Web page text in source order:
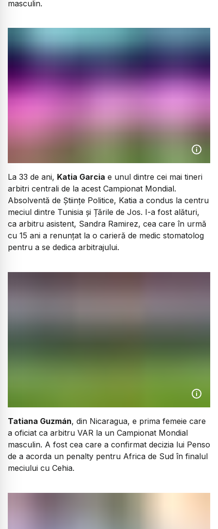
masculin.
La 33 de ani, Katia Garcia e unul dintre cei mai tineri
arbitri centrali de la acest Campionat Mondial.
Absolventă de Științe Politice, Katia a condus la centru
meciul dintre Tunisia și Țările de Jos. I-a fost alături,
ca arbitru asistent, Sandra Ramirez, cea care în urmă
cu 15 ani a renunțat la o carieră de medic stomatolog
pentru a se dedica arbitrajului.
Tatiana Guzmán, din Nicaragua, e prima femeie care
a oficiat ca arbitru VAR la un Campionat Mondial
masculin. A fost cea care a confirmat decizia lui Penso
de a acorda un penalty pentru Africa de Sud în finalul
meciului cu Cehia.